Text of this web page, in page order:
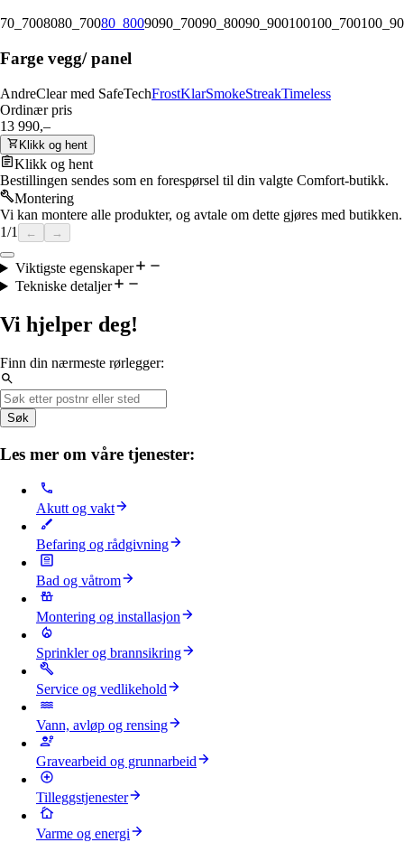
70_7008080_70080_8009090_70090_80090_900100100_700
Farge vegg/ panel
AndreClear med SafeTechFrostKlarSmokeStreakTimeless
Ordinær pris
13 990,–
Klikk og hent
Klikk og hent
Bestillingen sendes som en forespørsel til din valgte Comfort-butikk.
Montering
Vi kan montere alle produkter, og avtale om dette gjøres med butikken.
1/1 ← →
Viktigste egenskaper
Tekniske detaljer
Vi hjelper deg!
Finn din nærmeste rørlegger:
Søk
Les mer om våre tjenester:
Akutt og vakt
Befaring og rådgivning
Bad og våtrom
Montering og installasjon
Sprinkler og brannsikring
Service og vedlikehold
Vann, avløp og rensing
Gravearbeid og grunnarbeid
Tilleggstjenester
Varme og energi